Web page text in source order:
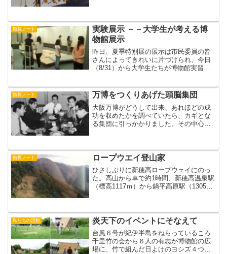
めて、食べましょう！...
館長ノート
実験展示 －－大学生が考える博
物館展示
昨日、夏季特別展の展示は市民委員の皆
さんによってきれいに片づけられ、今日
（8/31）から大学生たちが博物館実習に
学生が考える博物館展示 」会期：９月５
日（日）～９月３０...
館長ノート 万博をつくりあげた頭脳集団
大阪万博がどうして出来、あれほどの成
功を収めたかを調べていたら、カギとな
る集団に引っかかりました。その中心は
おりですが、１９６４年の...
館長ノート ロープウエイ登山家
ひさしぶりに新穂高ロープウェイにのっ
た。高山から車で約1時間、新穂高温泉駅
（標高1117ｍ）から鍋平高原駅（1305
駅につく。運賃2800円だから１ｍあたり
2.7...
私たちの活動 炎天下のイベントにそなえて
台風６号が紀伊半島をねらっているころ
千里竹の会から６人の有志が博物館の広
場に、竹で組んだ日よけのヨシズ４つを